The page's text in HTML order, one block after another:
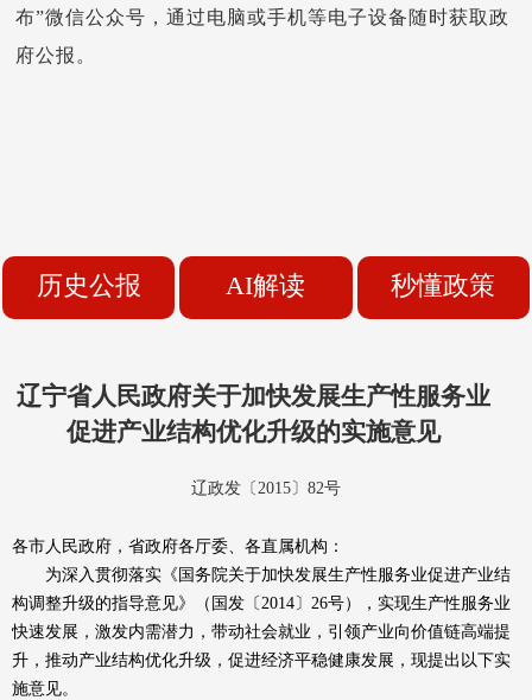
布”微信公众号，通过电脑或手机等电子设备随时获取政
府公报。
历史公报 AI解读 秒懂政策
辽宁省人民政府关于加快发展生产性服务业
促进产业结构优化升级的实施意见
辽政发〔2015〕82号
各市人民政府，省政府各厅委、各直属机构：
为深入贯彻落实《国务院关于加快发展生产性服务业促进产业结
构调整升级的指导意见》（国发〔2014〕26号），实现生产性服务业
快速发展，激发内需潜力，带动社会就业，引领产业向价值链高端提
升，推动产业结构优化升级，促进经济平稳健康发展，现提出以下实
施意见。